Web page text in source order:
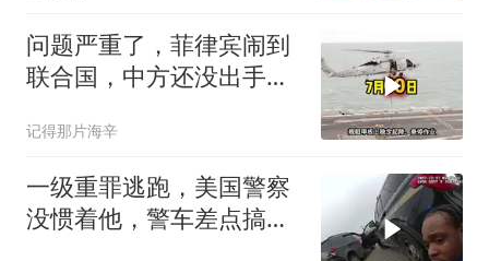
问题严重了，菲律宾闹到
联合国，中方还没出手，
记得那片海辛
一级重罪逃跑，美国警察
没惯着他，警车差点搞报